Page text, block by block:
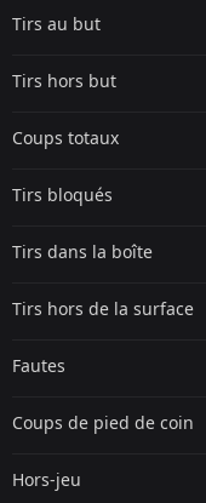
Tirs au but
Tirs hors but
Coups totaux
Tirs bloqués
Tirs dans la boîte
Tirs hors de la surface
Fautes
Coups de pied de coin
Hors-jeu